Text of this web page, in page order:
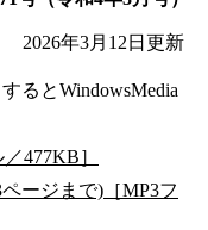
2026年3月12日 更新
るとWindowsMedia
477KB］
ージまで)［MP3フ